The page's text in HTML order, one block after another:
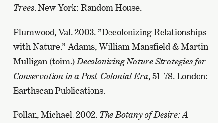
Trees. New York: Random House.
Plumwood, Val. 2003. ”Decolonizing Relationships
with Nature.” Adams, William Mansfield & Martin
Mulligan (toim.) Decolonizing Nature Strategies for
Conservation in a Post-Colonial Era, 51–78. London:
Earthscan Publications.
Pollan, Michael. 2002. The Botany of Desire: A